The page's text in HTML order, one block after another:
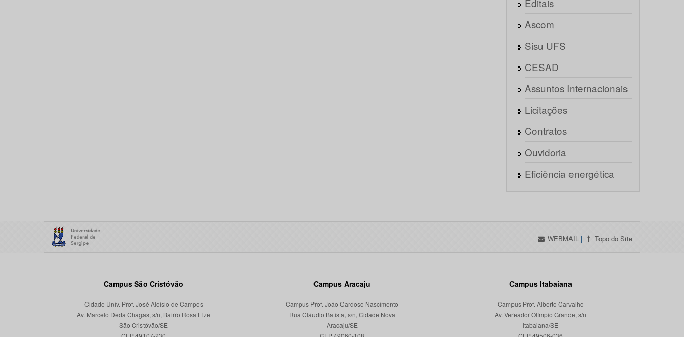
Editais
Ascom
Sisu UFS
CESAD
Assuntos Internacionais
Licitações
Contratos
Ouvidoria
Eficiência energética
WEBMAIL | Topo do Site
Campus São Cristóvão
Cidade Univ. Prof. José Aloísio de Campos
Av. Marcelo Deda Chagas, s/n, Bairro Rosa Elze
São Cristóvão/SE
Campus Aracaju
Campus Prof. João Cardoso Nascimento
Rua Cláudio Batista, s/n, Cidade Nova
Aracaju/SE
Campus Itabaiana
Campus Prof. Alberto Carvalho
Av. Vereador Olímpio Grande, s/n
Itabaiana/SE